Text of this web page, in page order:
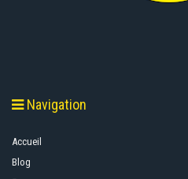
Navigation
Accueil
Blog